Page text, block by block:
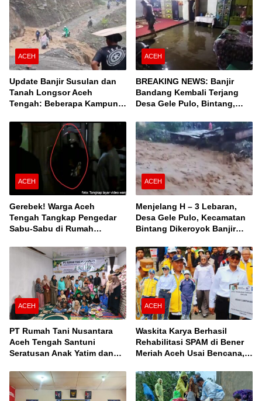
ACEH
Update Banjir Susulan dan
Tanah Longsor Aceh
Tengah: Beberapa Kampung
ACEH
BREAKING NEWS: Banjir
Bandang Kembali Terjang
Desa Gele Pulo, Bintang,
ACEH
Gerebek! Warga Aceh
Tengah Tangkap Pengedar
Sabu-Sabu di Rumah
ACEH
Menjelang H – 3 Lebaran,
Desa Gele Pulo, Kecamatan
Bintang Dikeroyok Banjir
ACEH
PT Rumah Tani Nusantara
Aceh Tengah Santuni
Seratusan Anak Yatim dan
Puasa Bersama
ACEH
Waskita Karya Berhasil
Rehabilitasi SPAM di Bener
Meriah Aceh Usai Bencana,
Air Bagi 3.000 KK